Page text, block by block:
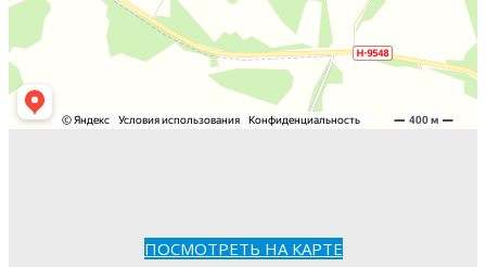
ПОСМОТРЕТЬ НА КАРТЕ